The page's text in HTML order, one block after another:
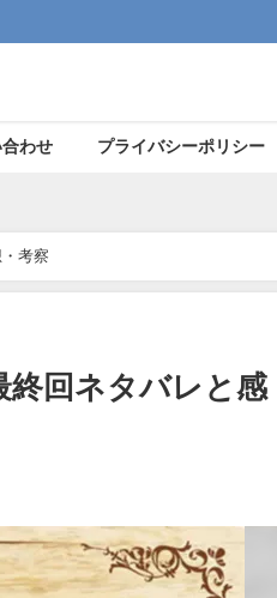
わせ プライバシーポリシー
考察
終回ネタバレと感